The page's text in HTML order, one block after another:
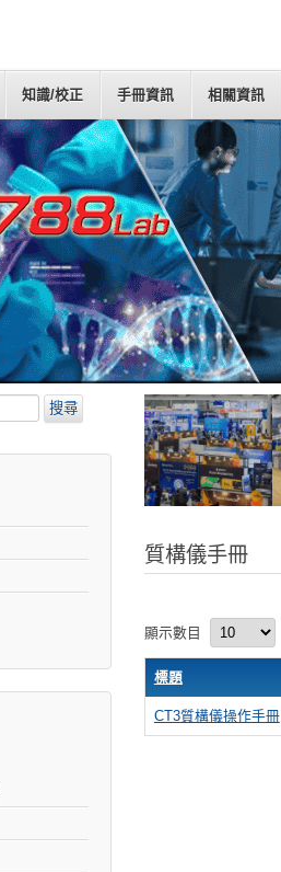
知識/校正 手冊資訊 相關資訊
搜尋
質構儀手冊
顯示數目
標題
CT3質構儀操作手冊